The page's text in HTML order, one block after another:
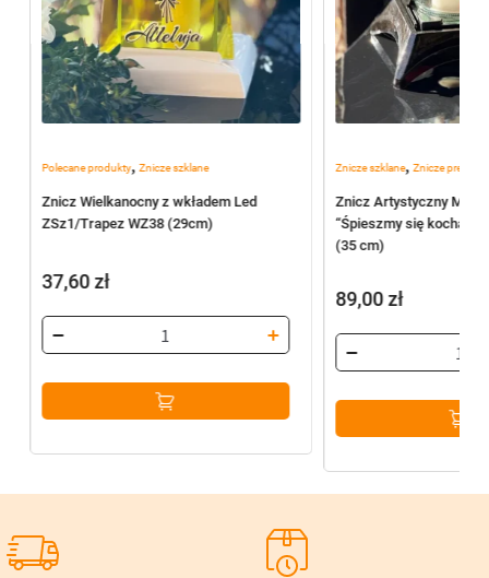
Polecane produkty, Znicze szklane
Znicz Wielkanocny z wkładem Led
ZSz1/Trapez WZ38 (29cm)
37,60zł
Znicze szklane,Znicze
Znicz Artystyczny
“Śpieszmy się kochać
(35 cm)
89,00zł